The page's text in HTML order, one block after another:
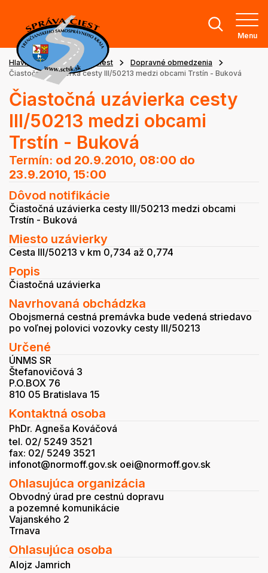
Menu
Hlavná stránka Stav ciest
Dopravné obmedzenia
Čiastočná uzávierka cesty III/50213 medzi obcami Trstín - Buková
Čiastočná uzávierka cesty
III/50213 medzi obcami
Trstín - Buková
Termín: od 20.9.2010, 08:00 do
23.9.2010, 15:00
Dôvod notifikácie
Čiastočná uzávierka cesty III/50213 medzi obcami
Trstín - Buková
Miesto uzávierky
Cesta III/50213 v km 0,734 až 0,774
Popis
Čiastočná uzávierka
Navrhovaná obchádzka
Obojsmerná cestná premávka bude vedená striedavo
po voľnej polovici vozovky cesty III/50213
Určené
ÚNMS SR
Štefanovičová 3
P.O.BOX 76
810 05 Bratislava 15
Kontaktná osoba
PhDr. Agneša Kováčová
tel. 02/ 5249 3521
fax: 02/ 5249 3521
infonot@normoff.gov.sk oei@normoff.gov.sk
Ohlasujúca organizácia
Obvodný úrad pre cestnú dopravu
a pozemné komunikácie
Vajanského 2
Trnava
Ohlasujúca osoba
Alojz Jamrich